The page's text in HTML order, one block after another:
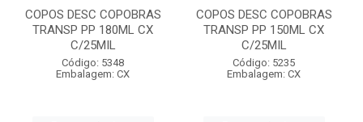
COPOS DESC COPOBRAS
TRANSP PP 180ML CX
C/25MIL
Código: 5348
Embalagem: CX
COPOS DESC COPOBRAS
TRANSP PP 150ML CX
C/25MIL
Código: 5235
Embalagem: CX